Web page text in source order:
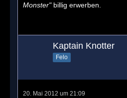
Monster"billig erwerben.
Kaptain Knotter
Felo
20. Mai 2012 um 21:09